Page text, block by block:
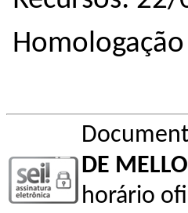
DE MELLO
horário